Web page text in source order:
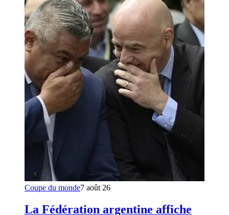
Coupe du monde7 août 26
La Fédération argentine affiche